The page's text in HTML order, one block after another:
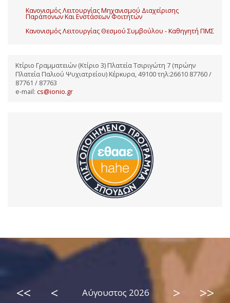
Κανονισμός Λειτουργίας Μηχανισμού Διαχείρισης
Παράπονων Και Ενστάσεων Φοιτητών
Κανονισμός Λειτουργίας Θεσμού Συμβούλου - Καθηγητή ΠΜΣ
Κτίριο Γραμματειών (Κτίριο 3) Πλατεία Τσιριγώτη 7 (πρώην
Πλατεία Παλιού Ψυχιατρείου) Κέρκυρα, 49100 τηλ:26610 87760 /
87761 / 87763
e-mail: cs@ionio.gr
<< < Αύγουστος 2026 > >>